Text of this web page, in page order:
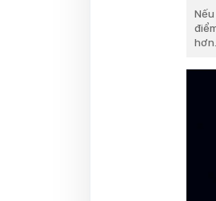
hơn.